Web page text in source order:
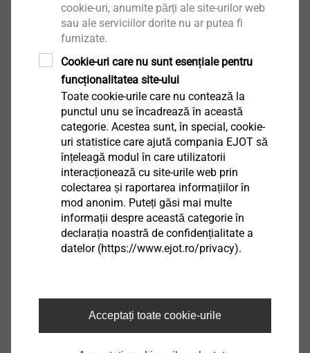
9250435000
Burghiu S 4.5/175
9250436000
Drill bit S 4.45/235
9250450235
Burghiu S 4.5/295
Burghiu S 5.0/60
9250409000
Burghiu S 5.0/250
cookie-uri, anumite părți ale site-urilor web
sau ale serviciilor dorite nu ar putea fi
furnizate.
Cookie-uri care nu sunt esențiale pentru
funcționalitatea site-ului
Toate cookie-urile care nu contează la
punctul unu se încadrează în această
categorie. Acestea sunt, în special, cookie-
uri statistice care ajută compania EJOT să
înțeleagă modul în care utilizatorii
interacționează cu site-urile web prin
colectarea și raportarea informațiilor în
mod anonim. Puteți găsi mai multe
informații despre această categorie în
declarația noastră de confidențialitate a
datelor (https://www.ejot.ro/privacy).
Acceptați toate cookie-urile